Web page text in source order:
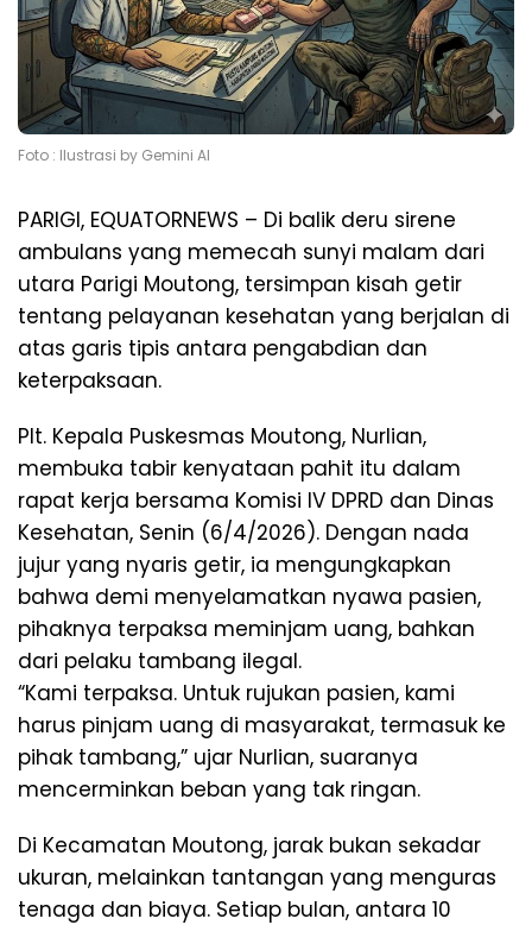
Foto : Ilustrasi by Gemini AI
PARIGI, EQUATORNEWS – Di balik deru sirene
ambulans yang memecah sunyi malam dari
utara Parigi Moutong, tersimpan kisah getir
tentang pelayanan kesehatan yang berjalan di
atas garis tipis antara pengabdian dan
keterpaksaan.
Plt. Kepala Puskesmas Moutong, Nurlian,
membuka tabir kenyataan pahit itu dalam
rapat kerja bersama Komisi IV DPRD dan Dinas
Kesehatan, Senin (6/4/2026). Dengan nada
jujur yang nyaris getir, ia mengungkapkan
bahwa demi menyelamatkan nyawa pasien,
pihaknya terpaksa meminjam uang, bahkan
dari pelaku tambang ilegal.
“Kami terpaksa. Untuk rujukan pasien, kami
harus pinjam uang di masyarakat, termasuk ke
pihak tambang,” ujar Nurlian, suaranya
mencerminkan beban yang tak ringan.
Di Kecamatan Moutong, jarak bukan sekadar
ukuran, melainkan tantangan yang menguras
tenaga dan biaya. Setiap bulan, antara 10